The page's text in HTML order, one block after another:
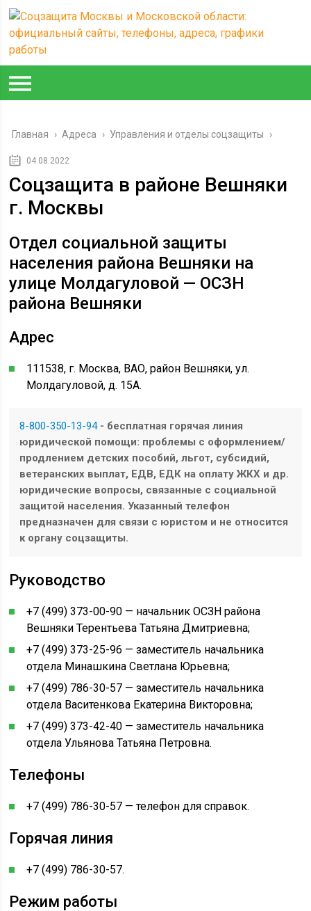
Главная › Адреса › Управления и отделы соцзащиты ›
04.08.2022
Соцзащита в районе Вешняки
г. Москвы
Отдел социальной защиты
населения района Вешняки на
улице Молдагуловой — ОСЗН
района Вешняки
Адрес
111538, г. Москва, ВАО, район Вешняки, ул.
Молдагуловой, д. 15А.
8-800-350-13-94- бесплатная горячая линия
юридической помощи: проблемы с оформлением/
продлением детских пособий, льгот, субсидий,
ветеранских выплат, ЕДВ, ЕДК на оплату ЖКХ и др.
юридические вопросы, связанные с социальной
защитой населения. Указанный телефон
предназначен для связи с юристом и не относится
к органу соцзащиты.
Руководство
+7 (499) 373-00-90 — начальник ОСЗН района
Вешняки Терентьева Татьяна Дмитриевна;
+7 (499) 373-25-96 — заместитель начальника
отдела Минашкина Светлана Юрьевна;
+7 (499) 786-30-57 — заместитель начальника
отдела Васитенкова Екатерина Викторовна;
+7 (499) 373-42-40 — заместитель начальника
отдела Ульянова Татьяна Петровна.
Телефоны
+7 (499) 786-30-57 — телефон для справок.
Горячая линия
+7 (499) 786-30-57.
Режим работы